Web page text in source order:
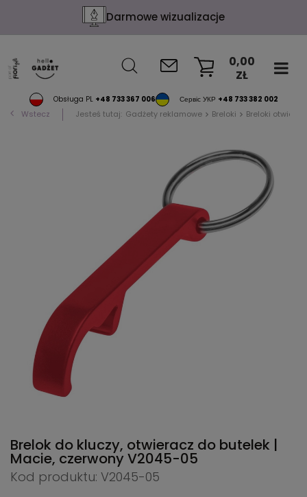
Darmowe wizualizacje
Obsługa PL +48 733 367 006 Сервіс УКР +48 733 382 002
0,00
ZŁ
Wstecz Jesteś tutaj: Gadżety reklamowe Breloki Breloki
Brelok do kluczy, otwieracz do butelek |
Macie, czerwonyV2045-05
Kod produktu: V2045-05